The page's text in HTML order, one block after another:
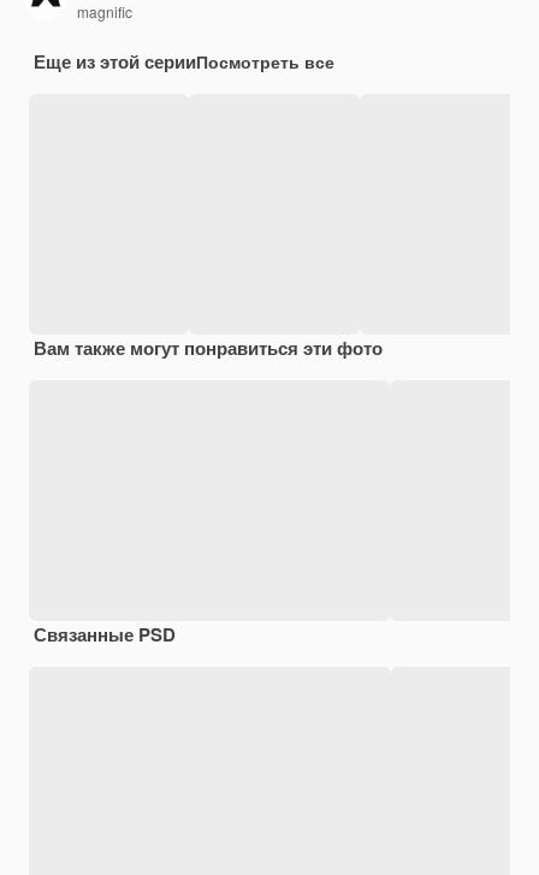
magnific
Еще из этой серииПосмотреть все
Вам также могут понравиться эти фото
Связанные PSD